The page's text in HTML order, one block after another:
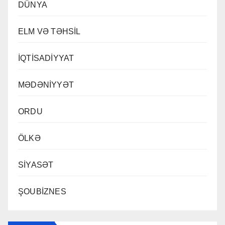
DÜNYA
ELM VƏ TƏHSİL
İQTİSADİYYAT
MƏDƏNİYYƏT
ORDU
ÖLKƏ
SİYASƏT
ŞOUBİZNES